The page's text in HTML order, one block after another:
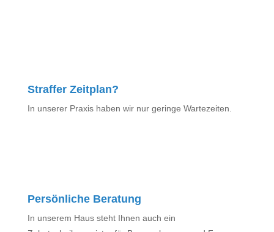
Straffer Zeitplan?
In unserer Praxis haben wir nur geringe Wartezeiten.
Persönliche Beratung
In unserem Haus steht Ihnen auch ein